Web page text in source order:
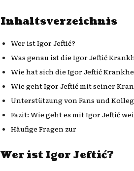
Inhaltsverzeichnis
Wer ist Igor Jeftić?
Was genau ist die Igor Jeftić
Wie hat sich die Igor Jeftić
Wie geht Igor Jeftić mit seiner
Unterstützung von Fans und
Fazit: Wie geht es mit Igor Jeftić
Häufige Fragen zur
Wer ist Igor Jeftić?